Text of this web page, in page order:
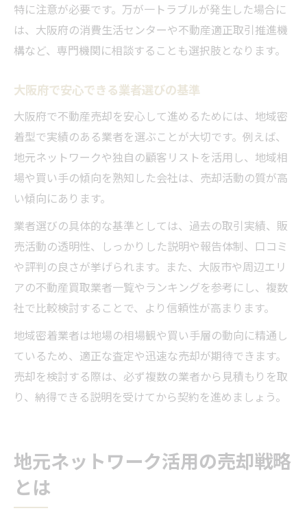
特に注意が必要です。万が一トラブルが発生した場合に
は、大阪府の消費生活センターや不動産適正取引推進機
構など、専門機関に相談することも選択肢となります。
大阪府で安心できる業者選びの基準
大阪府で不動産売却を安心して進めるためには、地域密
着型で実績のある業者を選ぶことが大切です。例えば、
地元ネットワークや独自の顧客リストを活用し、地域相
場や買い手の傾向を熟知した会社は、売却活動の質が高
い傾向にあります。
業者選びの具体的な基準としては、過去の取引実績、販
売活動の透明性、しっかりした説明や報告体制、口コミ
や評判の良さが挙げられます。また、大阪市や周辺エリ
アの不動産買取業者一覧やランキングを参考にし、複数
社で比較検討することで、より信頼性が高まります。
地域密着業者は地場の相場観や買い手層の動向に精通し
ているため、適正な査定や迅速な売却が期待できます。
売却を検討する際は、必ず複数の業者から見積もりを取
り、納得できる説明を受けてから契約を進めましょう。
地元ネットワーク活用の売却戦略
とは